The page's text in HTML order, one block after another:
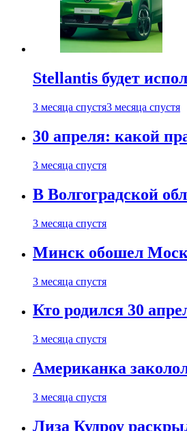
Stellantis будет
3 месяца спустя3 месяца спустя
30 апреля: какой
3 месяца спустя
В Волгоградской
3 месяца спустя
Минск обошел
3 месяца спустя
Кто родился 30
3 месяца спустя
Американка
3 месяца спустя
Лиза Кудроу